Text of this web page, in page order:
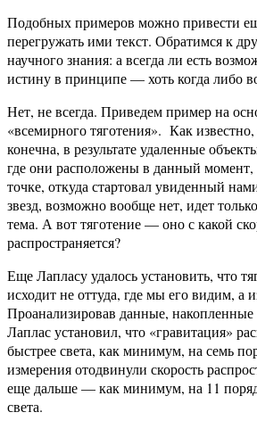
Подобных примеров можно привести
перегружать ими текст. Обратимся к
научного знания: а всегда ли есть
истину в принципе — хоть когда либо
Нет, не всегда. Приведем пример на
«всемирного тяготения». Как известно,
конечна, в результате удаленные
где они расположены в данный
точке, откуда стартовал увиденный
звезд, возможно вообще нет, идет
тема. А вот тяготение — оно с какой
распространяется?
Еще Лапласу удалось установить, что
исходит не оттуда, где мы его видим, а
Проанализировав данные,
Лаплас установил, что «гравитация»
быстрее света, как минимум, на семь
измерения отодвинули скорость
еще дальше — как минимум, на 11
света.